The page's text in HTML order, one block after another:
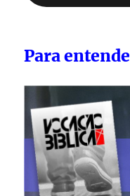
Para